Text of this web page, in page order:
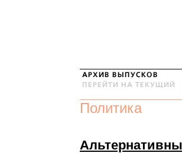
Политика